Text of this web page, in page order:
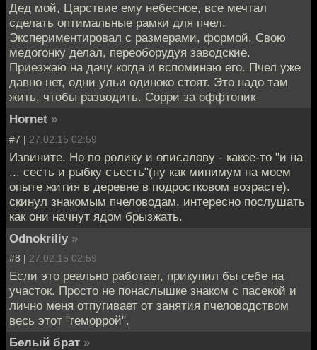
Дед мой, Царствие ему небесное, все мечтал
сделать оптимальные рамки для пчел.
Экспериментировал с размерами, формой. Свою
медогонку делал, переоборудуя заводские.
Приезжаю на дачу когда и вспоминаю его. Пчел уже
давно нет, одни ульи одиноко стоят. Это надо там
жить, чтобы разводить. Сорри за оффтопик
Hornet »
#7 | 27.02.15 02:59
Извините. Но по ролику и описалову - какое-то "и на
... сесть и рыбку съесть"(ну как минимум на моем
опыте жития в деревне в подростковом возрасте).
скинул знакомым пчеловодам. интересно послушать
как они начнут ядом брызжать.
Odnokriliy »
#8 | 27.02.15 02:59
Если это реально работает, прикупил бы себе на
участок. Просто не понаслышке знаком с пасекой и
лично меня отпугивает от занятия пчеловодством
весь этот "геморрой".
Белый брат »